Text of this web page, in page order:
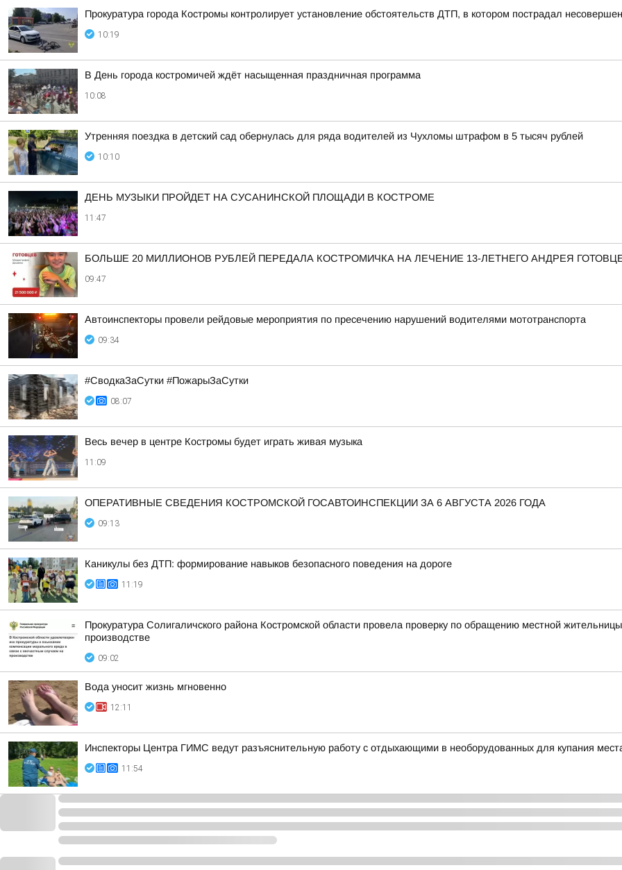
Прокуратура города Костромы контролирует установление обстоятельств ДТП, в котором пострадал
10:19
В День города костромичей ждёт насыщенная праздничная программа
10:08
Утренняя поездка в детский сад обернулась для ряда водителей из Чухломы штрафом в 5 тысяч рублей
10:10
ДЕНЬ МУЗЫКИ ПРОЙДЕТ НА СУСАНИНСКОЙ ПЛОЩАДИ В КОСТРОМЕ
11:47
БОЛЬШЕ 20 МИЛЛИОНОВ РУБЛЕЙ ПЕРЕДАЛА КОСТРОМИЧКА НА ЛЕЧЕНИЕ 13-ЛЕТНЕГО АНДРЕЯ
09:47
Автоинспекторы провели рейдовые мероприятия по пресечению нарушений водителями мототранспорта
09:34
#СводкаЗаСутки #ПожарыЗаСутки
08:07
Весь вечер в центре Костромы будет играть живая музыка
11:09
ОПЕРАТИВНЫЕ СВЕДЕНИЯ КОСТРОМСКОЙ ГОСАВТОИНСПЕКЦИИ ЗА 6 АВГУСТА 2026 ГОДА
09:13
Каникулы без ДТП: формирование навыков безопасного поведения на дороге
11:19
Прокуратура Солигаличского района Костромской области провела проверку по обращению местной
производстве
09:02
Вода уносит жизнь мгновенно
12:11
Инспекторы Центра ГИМС ведут разъяснительную работу с отдыхающими в необорудованных для купания
11:54